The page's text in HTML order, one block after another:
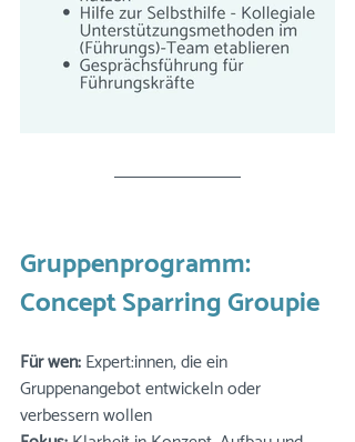
Gruppenprogramm:
Concept Sparring Groupie
Für wen: Expert:innen, die ein
Gruppenangebot entwickeln oder
verbessern wollen